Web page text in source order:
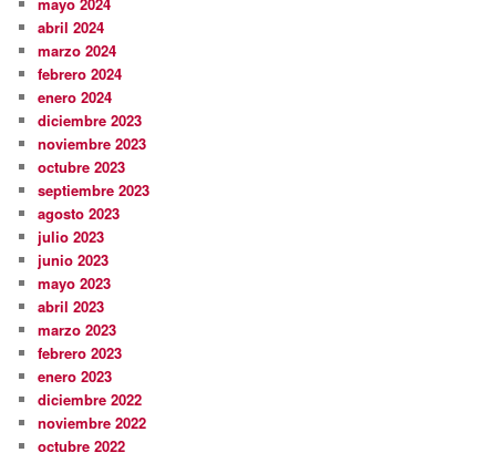
abril 2024
marzo 2024
febrero 2024
enero 2024
diciembre 2023
noviembre 2023
octubre 2023
septiembre 2023
agosto 2023
julio 2023
junio 2023
mayo 2023
abril 2023
marzo 2023
febrero 2023
enero 2023
diciembre 2022
noviembre 2022
octubre 2022